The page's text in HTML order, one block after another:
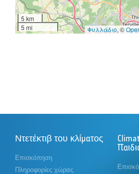
5 km
5 mi
Φυλλάδιο, ©
Ντετέκτιβ του κλίματος
Επισκόπηση
Πληροφορίες χώρας